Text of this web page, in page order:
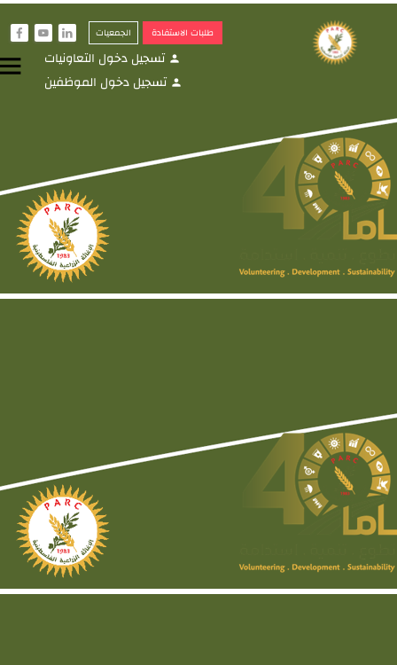
طلبات الاستفادة الجمعيات i
y
f
person تسجيل دخول التعاونيات
person تسجيل دخول الموظفين